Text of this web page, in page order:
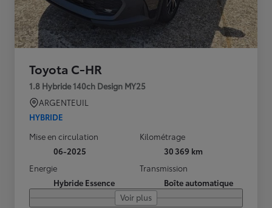
Toyota C-HR
1.8 Hybride 140ch Design MY25
ARGENTEUIL
HYBRIDE
Mise en circulation
06-2025
Kilométrage
30 369 km
Energie
Hybride Essence
Transmission
Boîte automatique
Voir plus